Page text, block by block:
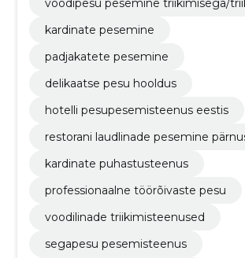
voodipesu pesemine triikimisega/
kardinate pesemine
padjakatete pesemine
delikaatse pesu hooldus
hotelli pesupesemisteenus eestis
restorani laudlinade pesemine
kardinate puhastusteenus
professionaalne töörõivaste pesu
voodilinade triikimisteenused
segapesu pesemisteenus